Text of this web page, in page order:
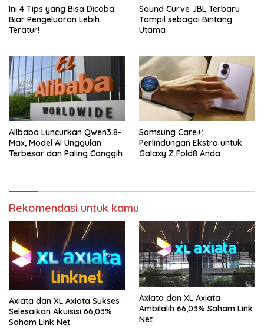
Ini 4 Tips yang Bisa Dicoba
Biar Pengeluaran Lebih
Teratur!
Sound Curve JBL Terbaru
Tampil sebagai Bintang
Utama
Alibaba Luncurkan Qwen3.8-
Max, Model AI Unggulan
Terbesar dan Paling Canggih
Samsung Care+:
Perlindungan Ekstra untuk
Galaxy Z Fold8 Anda
Rekomendasi untuk kamu
Axiata dan XL Axiata Sukses
Selesaikan Akuisisi 66,03%
Saham Link Net
Axiata dan XL Axiata
Ambilalih 66,03% Saham Link
Net